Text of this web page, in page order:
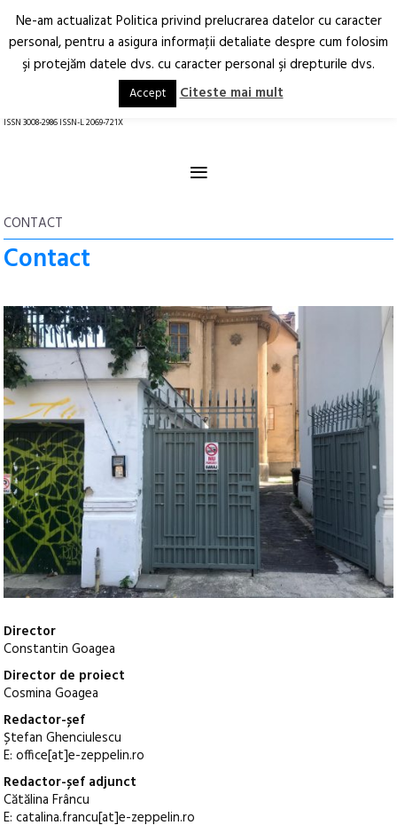
Arhitectură.
Oraș.
RO EN
ISSN 3008-2986 ISSN-L 2069-721X
≡
CONTACT
Contact
Director
Constantin Goagea
Director de proiect
Cosmina Goagea
Redactor-șef
Ștefan Ghenciulescu
E: office[at]e-zeppelin.ro
Redactor-șef adjunct
Cătălina Frâncu
E: catalina.francu[at]e-zeppelin.ro
Ne-am actualizat Politica privind prelucrarea datelor cu caracter
personal, pentru a asigura informaţii detaliate despre cum folosim
şi protejăm datele dvs. cu caracter personal şi drepturile dvs.
Accept Citeste mai mult